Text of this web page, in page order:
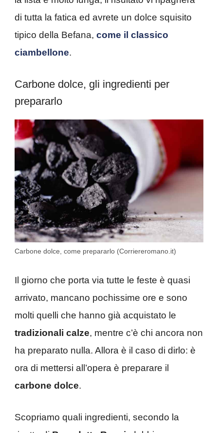
di tutta la fatica ed avrete un dolce squisito
tipico della Befana, come il classico
ciambellone.
Carbone dolce, gli ingredienti per
prepararlo
Carbone dolce, come prepararlo (Corriereromano.it)
Il giorno che porta via tutte le feste è quasi
arrivato, mancano pochissime ore e sono
molti quelli che hanno già acquistato le
tradizionali calze, mentre c’è chi ancora non
ha preparato nulla. Allora è il caso di dirlo: è
ora di mettersi all’opera è preparare il
carbone dolce.
Scopriamo quali ingredienti, secondo la